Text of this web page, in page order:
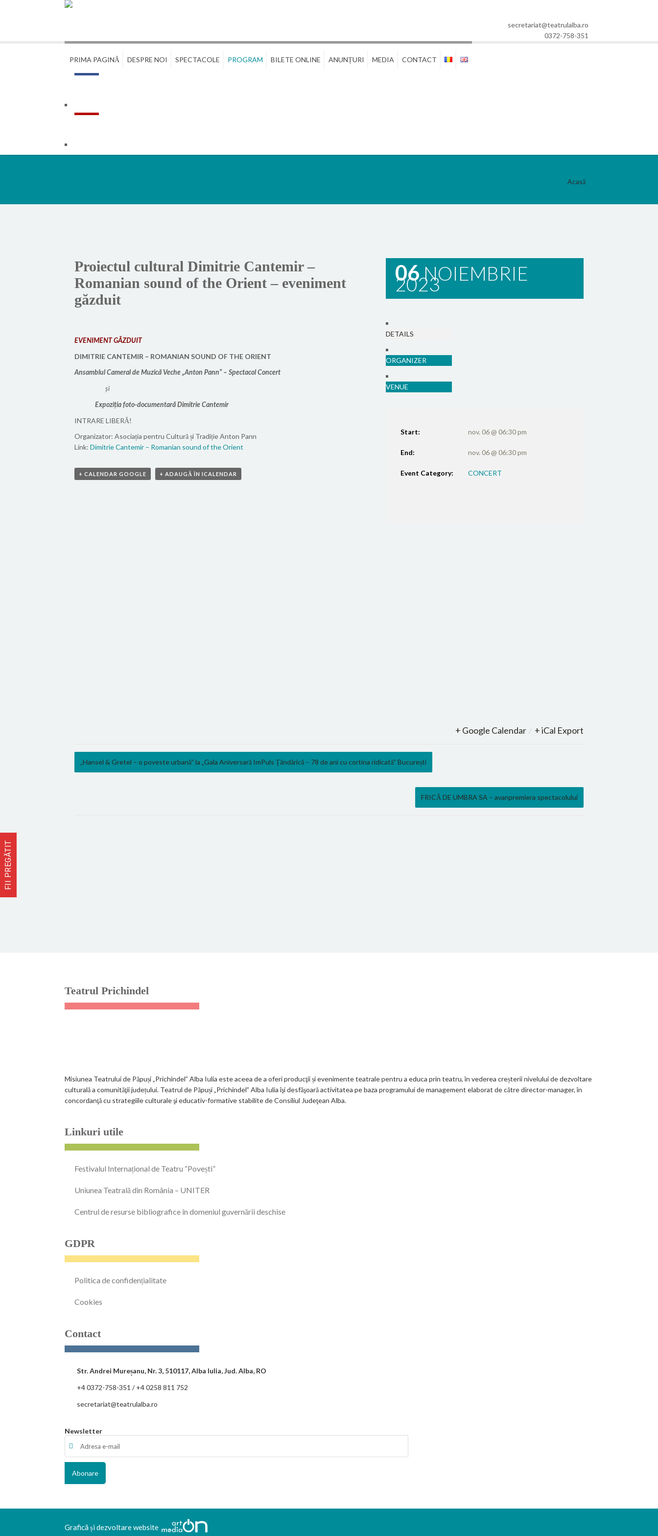
secretariat@teatrulalba.ro
0372-758-351
PRIMA PAGINĂ DESPRE NOI SPECTACOLE PROGRAM BILETE ONLINE ANUNȚURI MEDIA CONTACT
Acasă
Proiectul cultural Dimitrie Cantemir –
Romanian sound of the Orient – eveniment
găzduit
06NOIEMBRIE
2023
EVENIMENT GĂZDUIT
DIMITRIE CANTEMIR – ROMANIAN SOUND OF THE ORIENT
Ansamblul Cameral de Muzică Veche „Anton Pann” – Spectacol Concert
și
Expoziția foto-documentară Dimitrie Cantemir
INTRARE LIBERĂ!
Organizator: Asociația pentru Cultură și Tradiție Anton Pann
Link: Dimitrie Cantemir – Romanian sound of the Orient
+ CALENDAR GOOGLE + ADAUGĂ ÎN ICALENDAR
DETAILS
ORGANIZER
VENUE
Start: nov. 06 @ 06:30 pm
End: nov. 06 @ 06:30 pm
Event Category: CONCERT
+ Google Calendar / + iCal Export
„Hansel & Gretel – o poveste urbană” la „Gala Aniversară ImPuls Țăndărică – 78 de ani cu cortina ridicată” București
FRICĂ DE UMBRA SA – avanpremiera spectacolului
Teatrul Prichindel
Misiunea Teatrului de Păpuși „Prichindel” Alba Iulia este aceea de a oferi producţii și evenimente teatrale pentru a educa prin teatru, în vederea creșterii nivelului de dezvoltare
culturală a comunităţii județului. Teatrul de Păpuși „Prichindel” Alba Iulia îşi desfăşoară activitatea pe baza programului de management elaborat de către director-manager, în
concordanţă cu strategiile culturale şi educativ-formative stabilite de Consiliul Judeţean Alba.
Linkuri utile
Festivalul Internațional de Teatru “Povești”
Uniunea Teatrală din România – UNITER
Centrul de resurse bibliografice în domeniul guvernării deschise
GDPR
Politica de confidențialitate
Cookies
Contact
Str. Andrei Mureșanu, Nr. 3, 510117, Alba Iulia, Jud. Alba, RO
+4 0372-758-351 / +4 0258 811 752
secretariat@teatrulalba.ro
Newsletter
Graficã și dezvoltare website
FII PREGĂTIT